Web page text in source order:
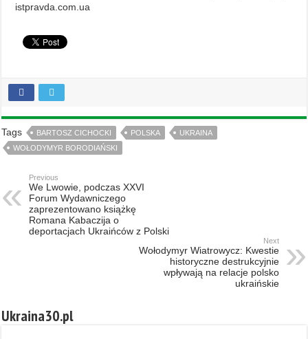
istpravda.com.ua
Tags BARTOSZ CICHOCKI POLSKA
UKRAINA
WOŁODYMYR BORODIAŃSKI
Previous
We Lwowie, podczas XXVI
Forum Wydawniczego
zaprezentowano książkę
Romana Kabaczija o
deportacjach Ukraińców z Polski
Next
Wołodymyr Wiatrowycz: Kwestie
historyczne destrukcyjnie
wpływają na relacje polsko
ukraińskie
Ukraina30.pl